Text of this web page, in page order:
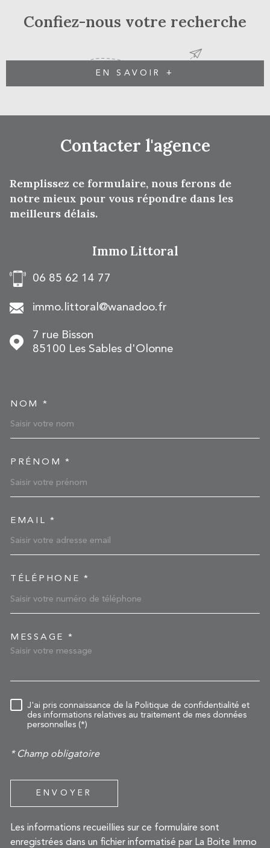
Confiez-nous votre recherche
EN SAVOIR +
Contacter l'agence
Remplissez ce formulaire, nous ferons de
notre mieux pour vous répondre dans les
meilleurs délais.
Immo Littoral
06 85 62 14 77
immo.littoral@wanadoo.fr
7 rue Bisson
85100
Les Sables d'Olonne
NOM *
PRÉNOM *
EMAIL *
TÉLÉPHONE *
MESSAGE *
RÈGLEMENTATION
J'ai pris connaissance de la Politique de confidentialité et
des informations relatives au traitement de mes données
personnelles (*)
* Champ obligatoire
ENVOYER
Les informations recueillies sur ce formulaire sont
enregistrées dans un fichier informatisé par La Boite Immo